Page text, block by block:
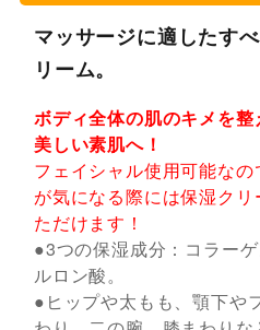
マッサージに適したす
リーム。
ボディ全体の肌のキメを
美しい素肌へ！
フェイシャル使用可能な
が気になる際には保湿ク
ただけます！
●3つの保湿成分：コラー
ルロン酸。
●ヒップや太もも、顎下や